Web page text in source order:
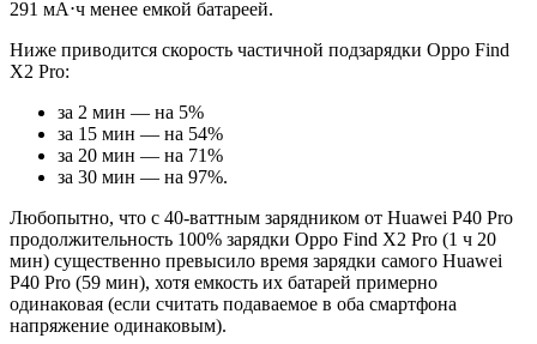
291 мА⋅ч менее емкой батареей.
Ниже приводится скорость частичной подзарядки Oppo Find
X2 Pro:
за 2 мин — на 5%
за 15 мин — на 54%
за 20 мин — на 71%
за 30 мин — на 97%.
Любопытно, что с 40-ваттным зарядником от Huawei P40 Pro
продолжительность 100% зарядки Oppo Find X2 Pro (1 ч 20
мин) существенно превысило время зарядки самого Huawei
P40 Pro (59 мин), хотя емкость их батарей примерно
одинаковая (если считать подаваемое в оба смартфона
напряжение одинаковым).